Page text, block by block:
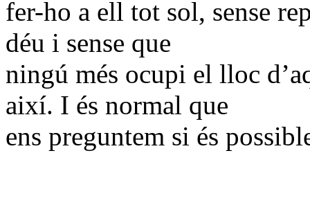
fer-ho a ell tot sol, sense
déu i sense que
ningú més ocupi el lloc
així. I és normal que
ens preguntem si és